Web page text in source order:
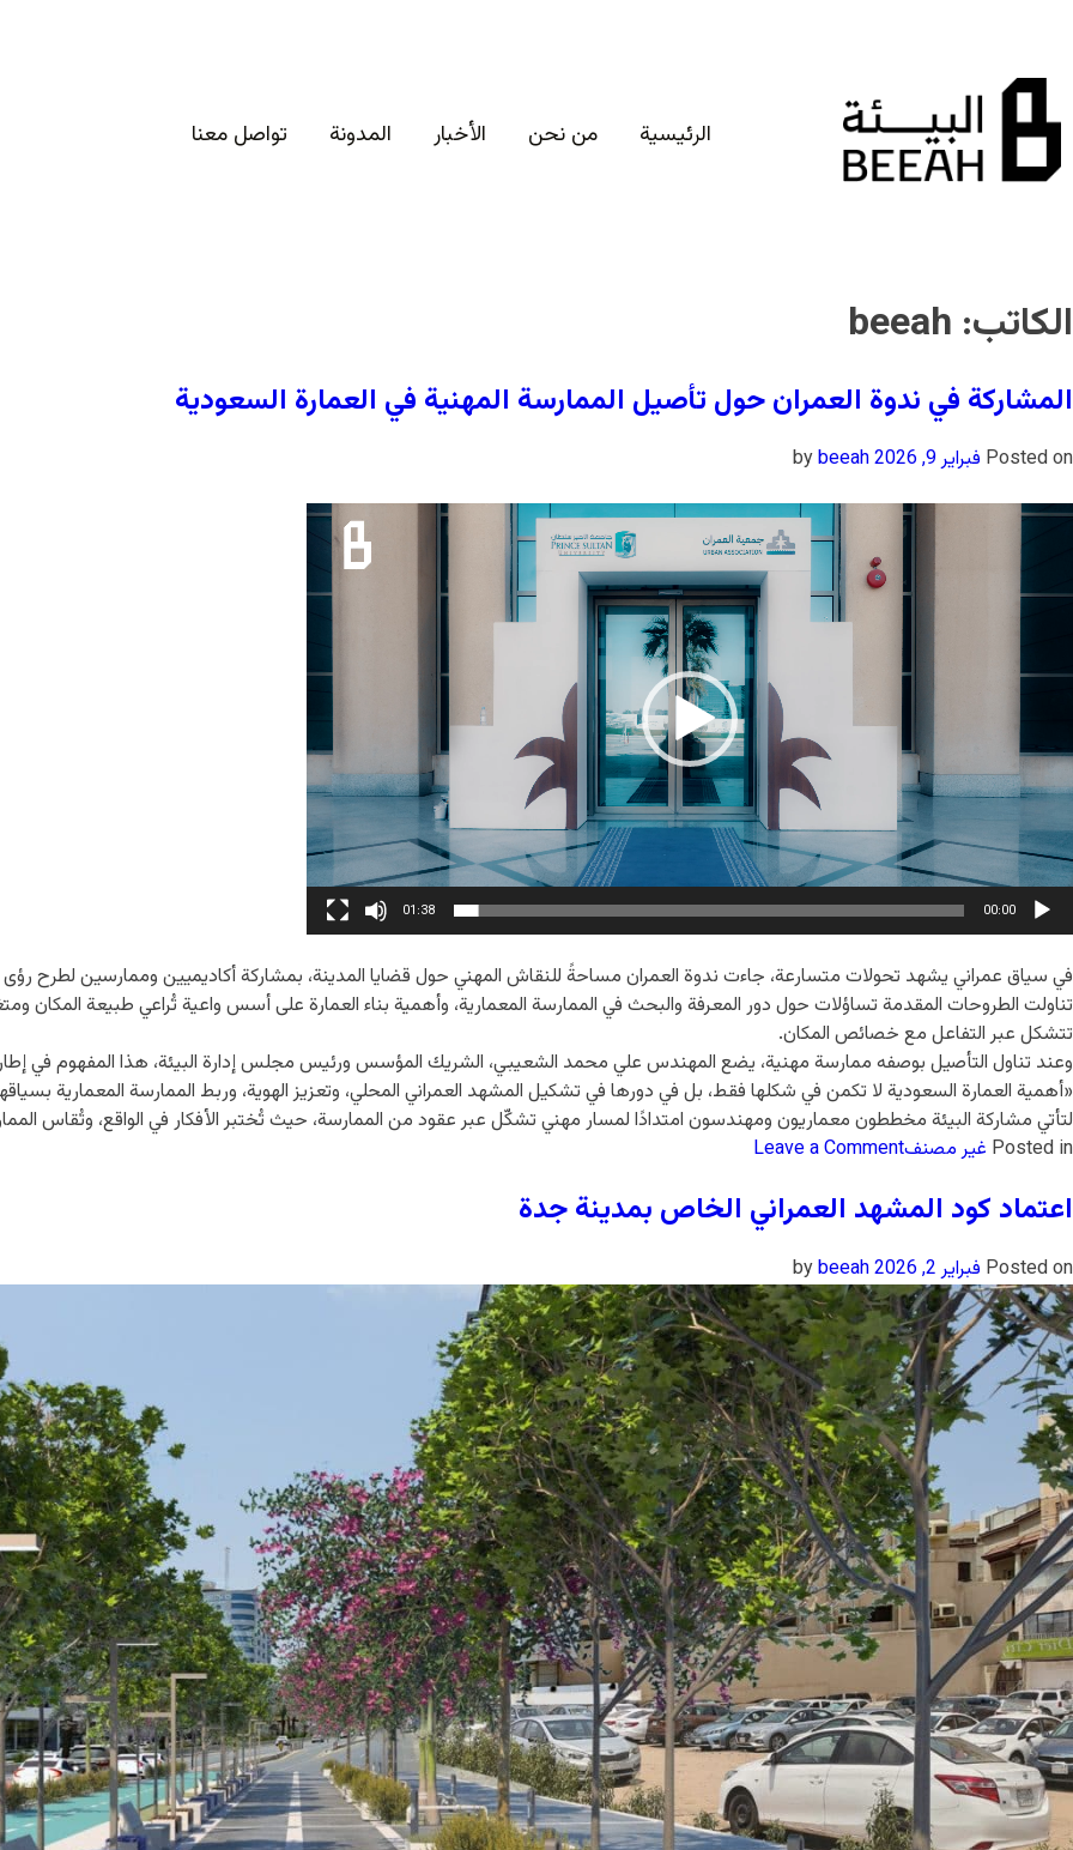
الرئيسية من نحن الأخبار المدونة تواصل معنا
الكاتب: beeah
المشاركة في ندوة العمران حول تأصيل الممارسة المهنية في العمارة السعودية
Posted on فبراير 9, 2026
beeah
مشغل
00:00
01:38
في سياق عمراني يشهد تحولات متسارعة، جاءت ندوة العمران مساحةً للنقاش المهني حول قضايا المدينة، بمشاركة أكاديميين وممارسين لطرح
تناولت الطروحات المقدمة تساؤلات حول دور المعرفة والبحث في الممارسة المعمارية، وأهمية بناء العمارة على أسس واعية تُراعي طبيعة المكان
تتشكل عبر التفاعل مع خصائص المكان.
وعند تناول التأصيل بوصفه ممارسة مهنية، يضع المهندس علي محمد الشعيبي، الشريك المؤسس ورئيس مجلس إدارة البيئة، هذا المفهوم في
«أهمية العمارة السعودية لا تكمن في شكلها فقط، بل في دورها في تشكيل المشهد العمراني المحلي، وتعزيز الهوية، وربط الممارسة المعمارية
لتأتي مشاركة البيئة مخططون معماريون ومهندسون امتدادًا لمسار مهني تشكّل عبر عقود من الممارسة، حيث تُختبر الأفكار في الواقع، وتُقاس
Posted in غير مصنفLeave a Comment
اعتماد كود المشهد العمراني الخاص بمدينة جدة
Posted on فبراير 2, 2026 beeah